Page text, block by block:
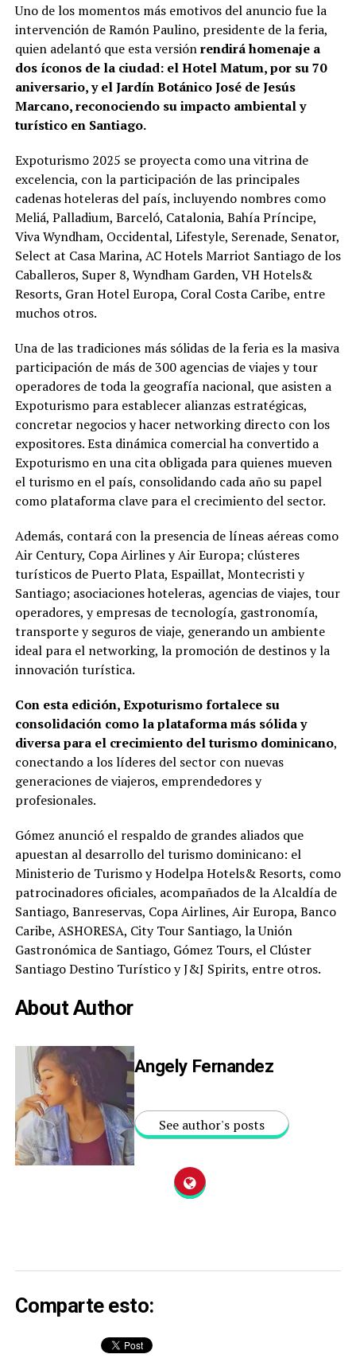
Uno de los momentos más emotivos del anuncio fue la
intervención de Ramón Paulino, presidente de la feria,
quien adelantó que esta versiónrendirá homenaje a
dos íconos de la ciudad: el Hotel Matum, por su 70
aniversario, y el Jardín Botánico José de Jesús
Marcano, reconociendo su impacto ambiental y
turístico en Santiago.
Expoturismo 2025 se proyecta como una vitrina de
excelencia, con la participación de las principales
cadenas hoteleras del país, incluyendo nombres como
Meliá, Palladium, Barceló, Catalonia, Bahía Príncipe,
Viva Wyndham, Occidental, Lifestyle, Serenade, Senator,
Select at Casa Marina, AC Hotels Marriot Santiago de los
Caballeros, Super 8, Wyndham Garden, VH Hotels&
Resorts, Gran Hotel Europa, Coral Costa Caribe, entre
muchos otros.
Una de las tradiciones más sólidas de la feria es la masiva
participación de más de 300 agencias de viajes y tour
operadores de toda la geografía nacional, que asisten a
Expoturismo para establecer alianzas estratégicas,
concretar negocios y hacer networking directo con los
expositores. Esta dinámica comercial ha convertido a
Expoturismo en una cita obligada para quienes mueven
el turismo en el país, consolidando cada año su papel
como plataforma clave para el crecimiento del sector.
Además, contará con la presencia de líneas aéreas como
Air Century, Copa Airlines y Air Europa; clústeres
turísticos de Puerto Plata, Espaillat, Montecristi y
Santiago; asociaciones hoteleras, agencias de viajes, tour
operadores, y empresas de tecnología, gastronomía,
transporte y seguros de viaje, generando un ambiente
ideal para el networking, la promoción de destinos y la
innovación turística.
Con esta edición, Expoturismo fortalece su
consolidación como la plataforma más sólida y
diversa para el crecimiento del turismo dominicano,
conectando a los líderes del sector con nuevas
generaciones de viajeros, emprendedores y
profesionales.
Gómez anunció el respaldo de grandes aliados que
apuestan al desarrollo del turismo dominicano: el
Ministerio de Turismo y Hodelpa Hotels& Resorts, como
patrocinadores oficiales, acompañados de la Alcaldía de
Santiago, Banreservas, Copa Airlines, Air Europa, Banco
Caribe, ASHORESA, City Tour Santiago, la Unión
Gastronómica de Santiago, Gómez Tours, el Clúster
Santiago Destino Turístico y J&J Spirits, entre otros.
About Author
Angely Fernandez
See author's posts
Comparte esto: